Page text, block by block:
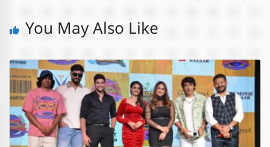
You May Also Like